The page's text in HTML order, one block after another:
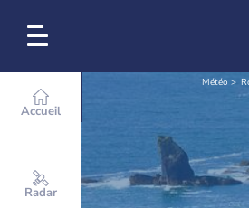
Accueil
Radar
Météo